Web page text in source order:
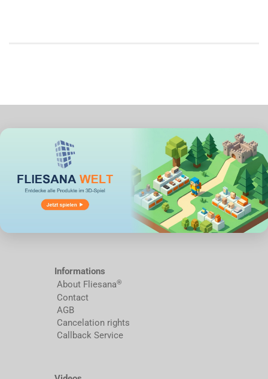
Informations
About Fliesana®
Contact
AGB
Cancelation rights
Callback Service